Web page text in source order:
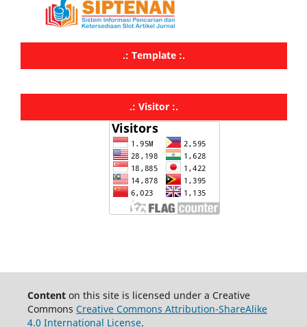
.: Template :.
.: Visitor :.
Contenton this site is licensed under a Creative
Commons Creative Commons Attribution-ShareAlike
4.0 International License.